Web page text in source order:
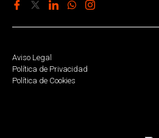
Aviso Legal
Política de Privacidad
Política de Cookies